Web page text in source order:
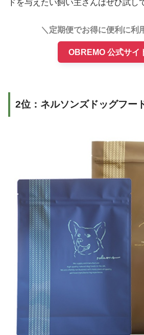
ドを与えたい飼い主さんはぜひ試し
＼定期便でお得に便利に利
OBREMO 公式サイ
2位：ネルソンズドッグフー